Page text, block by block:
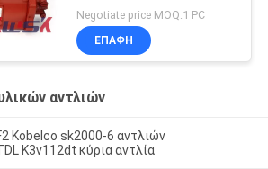
Negotiate price MOQ:1 PC
ΕΠΑΦΉ
αντλιών
Kobelco sk2000-6 αντλιών
K3v112dt κύρια αντλία